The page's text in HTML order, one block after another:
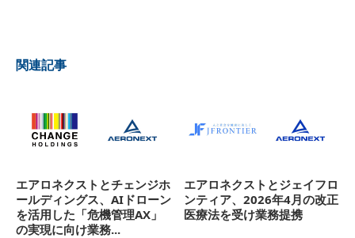
関連記事
エアロネクストとチェンジホ
ールディングス、AIドローン
を活用した「危機管理AX」
の実現に向け業務...
エアロネクストとジェイフロ
ンティア、2026年4月の改正
医療法を受け業務提携